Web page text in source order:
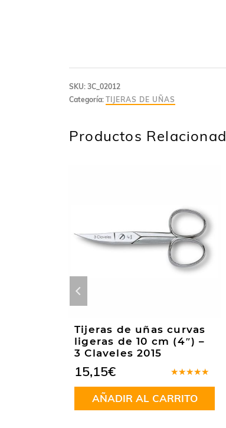
SKU: 3C_02012
Categoría: TIJERAS DE UÑAS
Productos
Tijeras de uñas curvas
ligeras de 10 cm (4″) –
3 Claveles 2015
en5.00de
5
15,15€
AÑADIR AL CARRITO